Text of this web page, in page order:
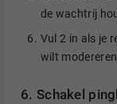
de wachtrij
Vul 2 in als je
wilt
6. Schakel